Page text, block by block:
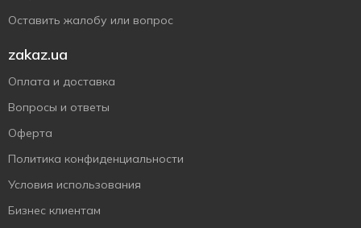
Оставить жалобу или вопрос
zakaz.ua
Оплата и доставка
Вопросы и ответы
Оферта
Политика конфиденциальности
Условия использования
Бизнес клиентам